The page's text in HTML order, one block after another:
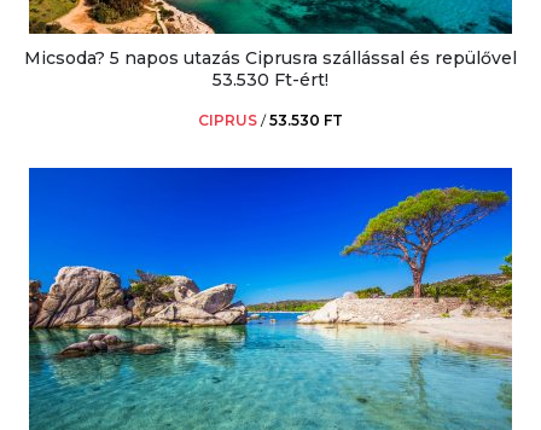
Micsoda? 5 napos utazás Ciprusra szállással és repülővel
53.530 Ft-ért!
CIPRUS /53.530 FT